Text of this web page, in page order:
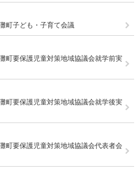
子ども・子育て会議
要保護児童対策地域協議会就学前実
要保護児童対策地域協議会就学後実
要保護児童対策地域協議会代表者会